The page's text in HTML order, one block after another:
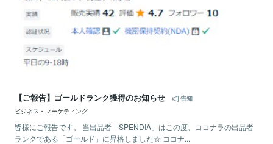
【ご報告】ゴールドランク獲得のお知らせ
告知
ビジネス・マーケティング
皆様にご報告です。 当出品者「SPENDIA」はこの度、ココナラの出品者
ランクである「ゴールド」に昇格しました☆ ココナ...